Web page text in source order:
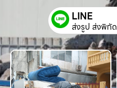
LINE
ส่งรูป ส่งพิกัด